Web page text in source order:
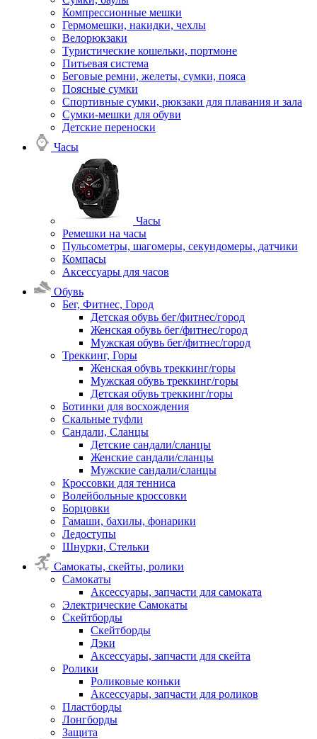
Компрессионные мешки
Гермомешки, накидки, чехлы
Велорюкзаки
Туристические кошельки, портмоне
Питьевая система
Беговые ремни, желеты, сумки, пояса
Поясные сумки
Спортивные сумки, рюкзаки для плавания и зала
Сумки-мешки для обуви
Детские переноски
Часы
Часы
Ремешки на часы
Пульсометры, шагомеры, секундомеры, датчики
Компасы
Аксессуары для часов
Обувь
Бег, Фитнес, Город
Детская обувь бег/фитнес/город
Женская обувь бег/фитнес/город
Мужская обувь бег/фитнес/город
Треккинг, Горы
Женская обувь треккинг/горы
Мужская обувь треккинг/горы
Детская обувь треккинг/горы
Ботинки для восхождения
Скальные туфли
Сандали, Сланцы
Детские сандали/сланцы
Женские сандали/сланцы
Мужские сандали/сланцы
Кроссовки для тенниса
Волейбольные кроссовки
Борцовки
Гамаши, бахилы, фонарики
Ледоступы
Шнурки, Стельки
Самокаты, скейты, ролики
Самокаты
Аксессуары, запчасти для самоката
Электрические Самокаты
Скейтборды
Скейтборды
Дэки
Аксессуары, запчасти для скейта
Ролики
Роликовые коньки
Аксессуары, запчасти для роликов
Пластборды
Лонгборды
Защита